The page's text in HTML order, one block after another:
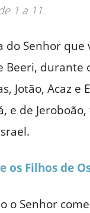
1 a 11.
do Senhor que
Beeri, durante
Jotão, Acaz e
e de
os Filhos de
o Senhor